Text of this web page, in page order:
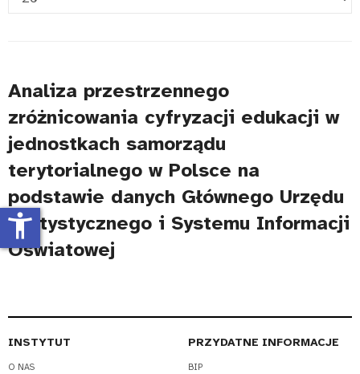
Analiza przestrzennego
zróżnicowania cyfryzacji edukacji w
jednostkach samorządu
terytorialnego w Polsce na
podstawie danych Głównego Urzędu
Statystycznego i Systemu Informacji
Oświatowej
INSTYTUT
O NAS
PRZYDATNE INFORMACJE
BIP
accessibility_new